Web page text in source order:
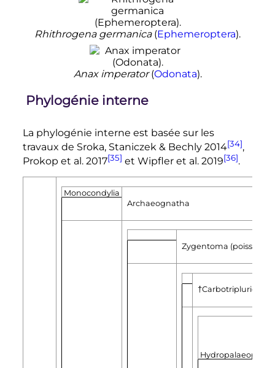
Rhithrogena germanica(Ephemeroptera).
Anax imperator(Odonata).
Phylogénie interne
La phylogénie interne est basée sur les
travaux de Sroka, Staniczek & Bechly 2014[34],
Prokop et al. 2017[35] et Wipfler et al. 2019[36].
Monocondylia
Archaeognatha
Zygentoma (poisson
†Carbotriplurida
Hydropalaeoptera